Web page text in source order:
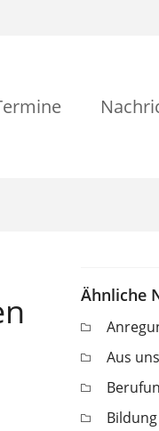
Ähnliche
Aus
Bildung